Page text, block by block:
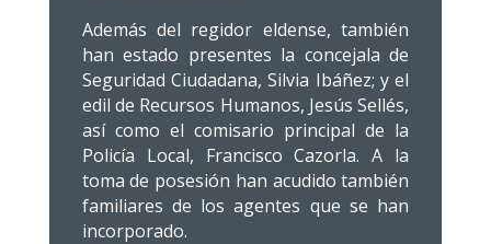
Además del regidor eldense, también
han estado presentes la concejala de
Seguridad Ciudadana, Silvia Ibáñez; y el
edil de Recursos Humanos, Jesús Sellés,
así como el comisario principal de la
Policía Local, Francisco Cazorla. A la
toma de posesión han acudido también
familiares de los agentes que se han
incorporado.